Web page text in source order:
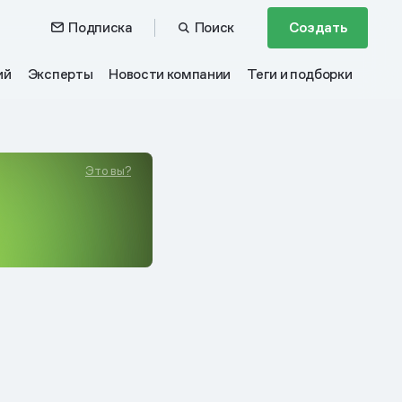
Подписка Поиск Создать
Эксперты Новости компании Теги и подборки
Это вы?